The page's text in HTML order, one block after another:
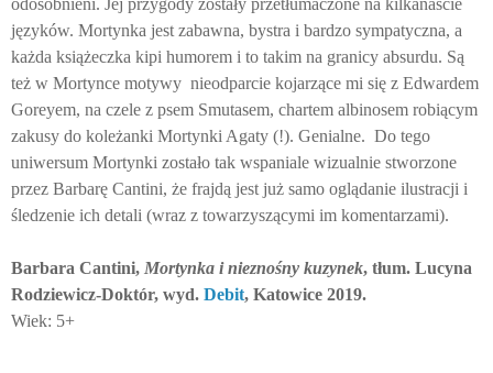
odosobnieni. Jej przygody zostały przetłumaczone na kilkanaście
języków. Mortynka jest zabawna, bystra i bardzo sympatyczna, a
każda książeczka kipi humorem i to takim na granicy absurdu. Są
też w Mortynce motywy nieodparcie kojarzące mi się z Edwardem
Goreyem, na czele z psem Smutasem, chartem albinosem robiącym
zakusy do koleżanki Mortynki Agaty (!). Genialne. Do tego
uniwersum Mortynki zostało tak wspaniale wizualnie stworzone
przez Barbarę Cantini, że frajdą jest już samo oglądanie ilustracji i
śledzenie ich detali (wraz z towarzyszącymi im komentarzami).
Barbara Cantini, Mortynka i nieznośny kuzynek, tłum. Lucyna
Rodziewicz-Doktór, wyd. Debit, Katowice 2019.
Wiek: 5+